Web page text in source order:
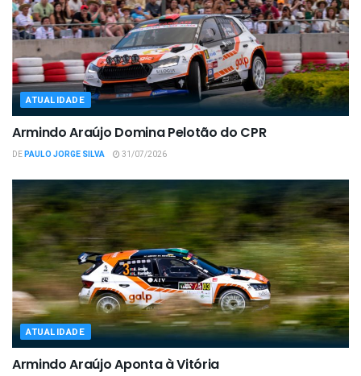
ATUALIDADE
Armindo Araújo Domina Pelotão do CPR
DEPAULO JORGE SILVA 31/07/2026
ATUALIDADE
Armindo Araújo Aponta à Vitória